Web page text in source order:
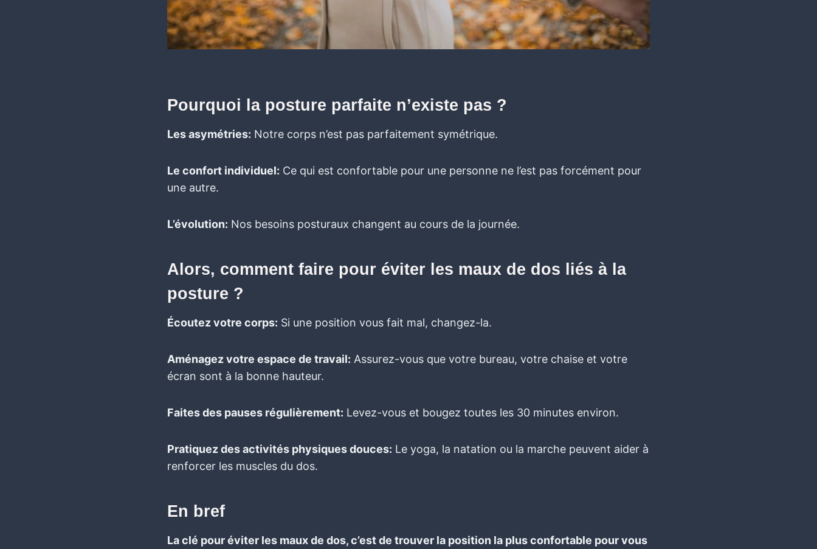
Pourquoi la posture parfaite n’existe pas ?
Les asymétries: Notre corps n’est pas parfaitement symétrique.
Le confort individuel: Ce qui est confortable pour une personne ne l’est pas forcément pour
une autre.
L’évolution: Nos besoins posturaux changent au cours de la journée.
Alors, comment faire pour éviter les maux de dos liés à la
posture ?
Écoutez votre corps: Si une position vous fait mal, changez-la.
Aménagez votre espace de travail: Assurez-vous que votre bureau, votre chaise et votre
écran sont à la bonne hauteur.
Faites des pauses régulièrement: Levez-vous et bougez toutes les 30 minutes environ.
Pratiquez des activités physiques douces: Le yoga, la natation ou la marche peuvent aider à
renforcer les muscles du dos.
En bref
La clé pour éviter les maux de dos, c’est de trouver la position la plus confortable pour vous